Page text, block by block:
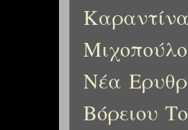
Καραντίνα
Νέα
Βόρειου